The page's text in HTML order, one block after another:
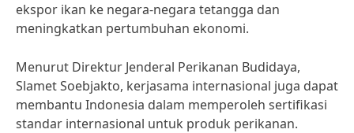
ekspor ikan ke negara-negara tetangga dan
meningkatkan pertumbuhan ekonomi.
Menurut Direktur Jenderal Perikanan Budidaya,
Slamet Soebjakto, kerjasama internasional juga dapat
membantu Indonesia dalam memperoleh sertifikasi
standar internasional untuk produk perikanan.